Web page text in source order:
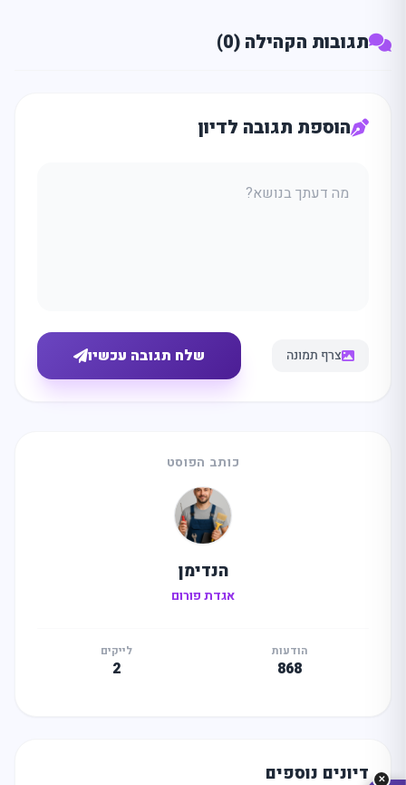
תגובות הקהילה (0)
הוספת תגובה לדיון
צרף תמונה שלח תגובה עכשיו
כותב הפוסט
הנדימן
אגדת פורום
הודעות
868
לייקים
2
דיונים נוספים ✕